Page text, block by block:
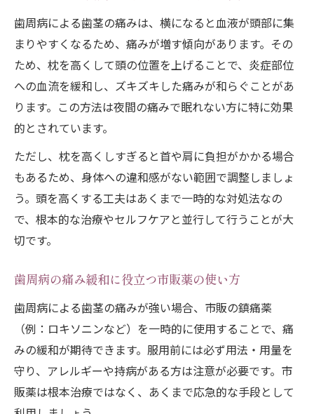
歯周病による歯茎の痛みは、横になると血液が頭部に集
まりやすくなるため、痛みが増す傾向があります。その
ため、枕を高くして頭の位置を上げることで、炎症部位
への血流を緩和し、ズキズキした痛みが和らぐことがあ
ります。この方法は夜間の痛みで眠れない方に特に効果
的とされています。
ただし、枕を高くしすぎると首や肩に負担がかかる場合
もあるため、身体への違和感がない範囲で調整しましょ
う。頭を高くする工夫はあくまで一時的な対処法なの
で、根本的な治療やセルフケアと並行して行うことが大
切です。
歯周病の痛み緩和に役立つ市販薬の使い方
歯周病による歯茎の痛みが強い場合、市販の鎮痛薬
（例：ロキソニンなど）を一時的に使用することで、痛
みの緩和が期待できます。服用前には必ず用法・用量を
守り、アレルギーや持病がある方は注意が必要です。市
販薬は根本治療ではなく、あくまで応急的な手段として